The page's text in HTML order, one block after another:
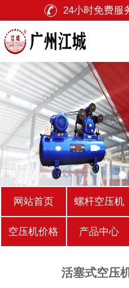
24小时免费服
网站首页 螺杆空压机
空压机价格 产品中心
活塞式空压